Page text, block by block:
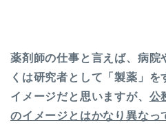
薬剤師の仕事と言えば、病院
くは研究者として「製薬」
イメージだと思いますが、 公
のイメージとはかなり異なっ